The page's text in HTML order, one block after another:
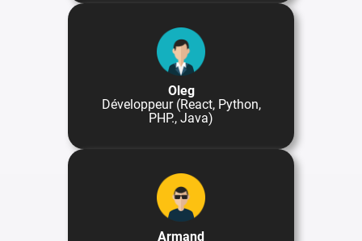
Oleg
Développeur (React, Python,
PHP., Java)
Armand